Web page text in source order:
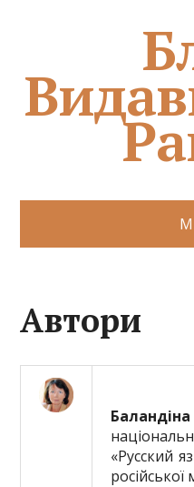
Автори
«Русский
російської